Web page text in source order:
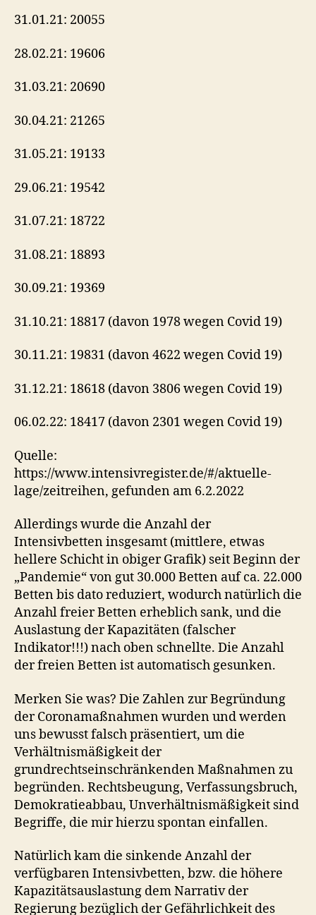
31.01.21: 20055
28.02.21: 19606
31.03.21: 20690
30.04.21: 21265
31.05.21: 19133
29.06.21: 19542
31.07.21: 18722
31.08.21: 18893
30.09.21: 19369
31.10.21: 18817 (davon 1978 wegen Covid 19)
30.11.21: 19831 (davon 4622 wegen Covid 19)
31.12.21: 18618 (davon 3806 wegen Covid 19)
06.02.22: 18417 (davon 2301 wegen Covid 19)
Quelle:
https://www.intensivregister.de/#/aktuelle-
lage/zeitreihen, gefunden am 6.2.2022
Allerdings wurde die Anzahl der
Intensivbetten insgesamt (mittlere, etwas
hellere Schicht in obiger Grafik) seit Beginn der
„Pandemie“ von gut 30.000 Betten auf ca. 22.000
Betten bis dato reduziert, wodurch natürlich die
Anzahl freier Betten erheblich sank, und die
Auslastung der Kapazitäten (falscher
Indikator!!!) nach oben schnellte. Die Anzahl
der freien Betten ist automatisch gesunken.
Merken Sie was? Die Zahlen zur Begründung
der Coronamaßnahmen wurden und werden
uns bewusst falsch präsentiert, um die
Verhältnismäßigkeit der
grundrechtseinschränkenden Maßnahmen zu
begründen. Rechtsbeugung, Verfassungsbruch,
Demokratieabbau, Unverhältnismäßigkeit sind
Begriffe, die mir hierzu spontan einfallen.
Natürlich kam die sinkende Anzahl der
verfügbaren Intensivbetten, bzw. die höhere
Kapazitätsauslastung dem Narrativ der
Regierung bezüglich der Gefährlichkeit des